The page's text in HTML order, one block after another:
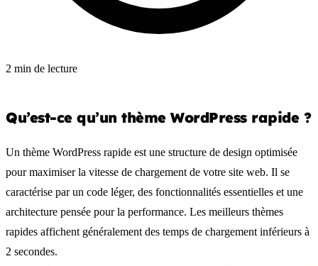
2 min de lecture
Qu’est-ce qu’un thème WordPress rapide ?
Un thème WordPress rapide est une structure de design optimisée
pour maximiser la vitesse de chargement de votre site web. Il se
caractérise par un code léger, des fonctionnalités essentielles et une
architecture pensée pour la performance. Les meilleurs thèmes
rapides affichent généralement des temps de chargement inférieurs à
2 secondes.